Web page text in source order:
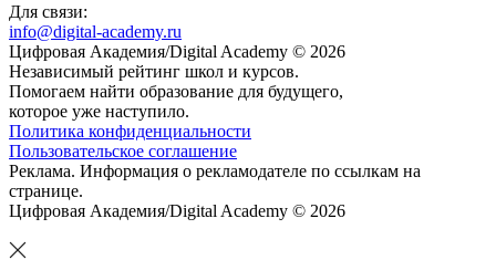
Для связи:
info@digital-academy.ru
Цифровая Академия/Digital Academy © 2026
Независимый рейтинг школ и курсов.
Помогаем найти образование для будущего,
которое уже наступило.
Политика конфиденциальности
Пользовательское соглашение
Реклама. Информация о рекламодателе по ссылкам на
странице.
Цифровая Академия/Digital Academy © 2026